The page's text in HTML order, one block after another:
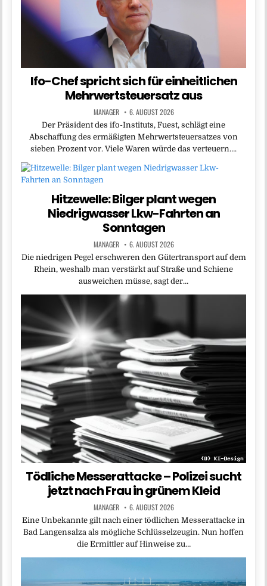
Ifo-Chef spricht sich für einheitlichen
Mehrwertsteuersatz aus
MANAGER 6. AUGUST 2026
Der Präsident des ifo-Instituts, Fuest, schlägt eine
Abschaffung des ermäßigten Mehrwertsteuersatzes von
sieben Prozent vor. Viele Waren würde das verteuern….
Hitzewelle: Bilger plant wegen
Niedrigwasser Lkw-Fahrten an
Sonntagen
MANAGER 6. AUGUST 2026
Die niedrigen Pegel erschweren den Gütertransport auf dem
Rhein, weshalb man verstärkt auf Straße und Schiene
ausweichen müsse, sagt der…
Tödliche Messerattacke – Polizei sucht
jetzt nach Frau in grünem Kleid
MANAGER 6. AUGUST 2026
Eine Unbekannte gilt nach einer tödlichen Messerattacke in
Bad Langensalza als mögliche Schlüsselzeugin. Nun hoffen
die Ermittler auf Hinweise zu…